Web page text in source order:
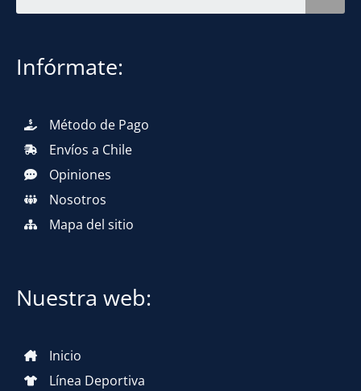
Infórmate:
Método de Pago
Envíos a Chile
Opiniones
Nosotros
Mapa del sitio
Nuestra web:
Inicio
Línea Deportiva